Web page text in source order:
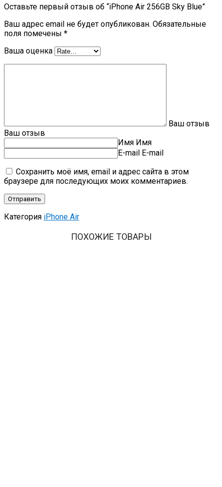
Оставьте первый отзыв об “iPhone Air 256GB Sky Blue”
Ваш адрес email не будет опубликован. Обязательные
поля помечены *
Ваша оценка
Ваш отзыв
Ваш отзыв
Имя Имя
E-mail E-mail
Сохранить моё имя, email и адрес сайта в этом
браузере для последующих моих комментариев.
Категория iPhone Air
ПОХОЖИЕ ТОВАРЫ